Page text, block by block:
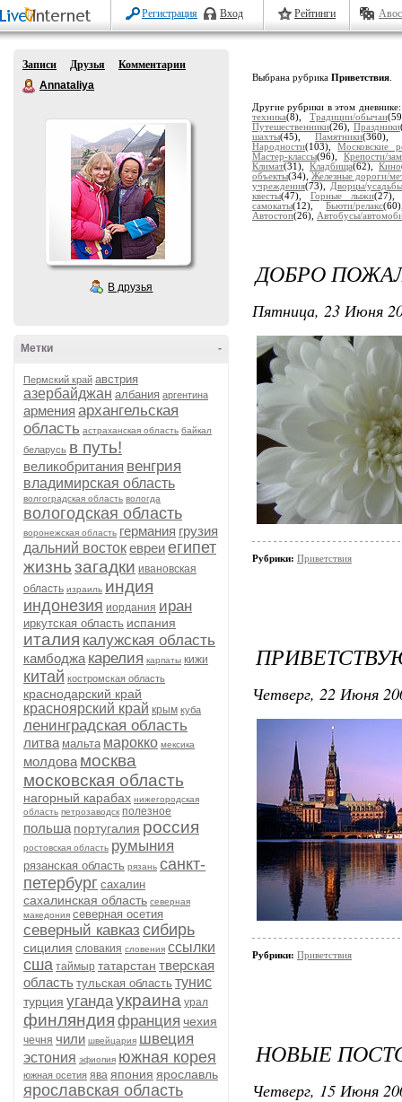
Регистрация Вход Рейтинги
Записи Друзья
Комментарии
Annataliya
В друзья
-
Метки
Пермский край австрия
азербайджан албания аргентина
армения архангельская
область астраханская область байкал
беларусь в путь!
великобритания венгрия
владимирская область
волгоградская область вологда
вологодская область
воронежская область германия грузия
дальний востокевреиегипет
жизньзагадки ивановская
область израиль индия
индонезия иордания иран
иркутская область испания
италия калужская область
камбоджа карелия карпаты кижи
китай костромская область
краснодарский край
красноярский край крым куба
ленинградская область
литва мальта марокко мексика
молдова москва
московская область
нагорный карабах нижегородская
область петрозаводск полезное
польша португалия россия
ростовская область румыния
рязанская область рязань санкт-
петербург сахалин
сахалинская область северная
македония северная осетия
северный кавказ сибирь
сицилия словакия словения ссылки
сша таймыр татарстан тверская
область тульская область тунис
турция угандаукраина урал
финляндия франция чехия
чечня чили швейцария швеция
эстония эфиопия южная корея
южная осетия ява япония ярославль
ярославская область
Выбрана рубрика Приветствия
Другие рубрики в этом
техника(8), Традиции/обычаи
Путешественники(26), Праздники
шахты(45),Памятники
Народности(103),Московские
Мастер-классы(96), Крепости/
Климат(31), Кладбища(62), Кино
объекты(34), Железные дороги/
учреждения(73), Дворцы/усадьбы
квесты(47), Горные лыжи
самокаты(12),Бьюти/релакс
Автостоп(26), Автобусы/
ДОБРО
Пятница, 23 Июня
Рубрики: Приветствия
Четверг, 22 Июня
Рубрики: Приветствия
НОВЫЕ
Четверг, 15 Июня